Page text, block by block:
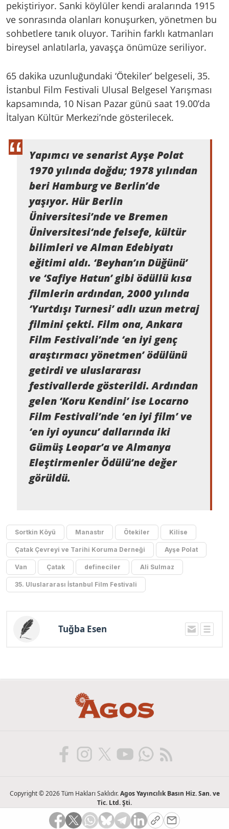
pekiştiriyor. Sanki köylüler kendi aralarında 1915
ve sonrasında olanları konuşurken, yönetmen bu
sohbetlere tanık oluyor. Tarihin farklı katmanları
bireysel anlatılarla, yavaşça önümüze seriliyor.
65 dakika uzunluğundaki ‘Ötekiler’ belgeseli, 35.
İstanbul Film Festivali Ulusal Belgesel Yarışması
kapsamında, 10 Nisan Pazar günü saat 19.00’da
İtalyan Kültür Merkezi’nde gösterilecek.
Yapımcı ve senarist Ayşe Polat
1970 yılında doğdu; 1978 yılından
beri Hamburg ve Berlin’de
yaşıyor. Hür Berlin
Üniversitesi’nde ve Bremen
Üniversitesi‘nde felsefe, kültür
bilimleri ve Alman Edebiyatı
eğitimi aldı. ‘Beyhan’ın Düğünü’
ve ‘Safiye Hatun’ gibi ödüllü kısa
filmlerin ardından, 2000 yılında
‘Yurtdışı Turnesi’ adlı uzun metraj
filmini çekti. Film ona, Ankara
Film Festivali’nde ‘en iyi genç
araştırmacı yönetmen’ ödülünü
getirdi ve uluslararası
festivallerde gösterildi. Ardından
gelen ‘Koru Kendini’ ise Locarno
Film Festivali’nde ‘en iyi film’ ve
‘en iyi oyuncu’ dallarında iki
Gümüş Leopar’a ve Almanya
Eleştirmenler Ödülü’ne değer
görüldü.
Sortkin Köyü Manastır Ötekiler Kilise
Çatak Çevreyi ve Tarihi Koruma Derneği Ayşe Polat
Van Çatak defineciler Ali Sulmaz
35. Uluslararası İstanbul Film Festivali
Tuğba Esen
Copyright © 2026 Tüm Hakları Saklıdır.Agos Yayıncılık Basın Hiz. San. ve
Tic. Ltd. Şti.